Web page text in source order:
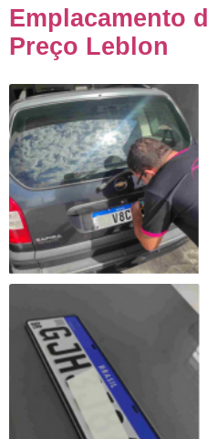
Emplacamento
Preço Leblon